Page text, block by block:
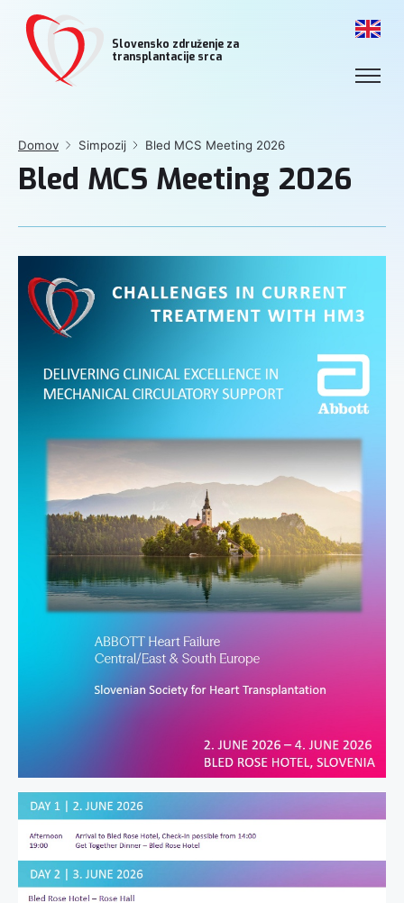
Slovensko združenje za
transplantacije srca
Domov Simpozij Bled MCS Meeting 2026
Bled MCS Meeting 2026